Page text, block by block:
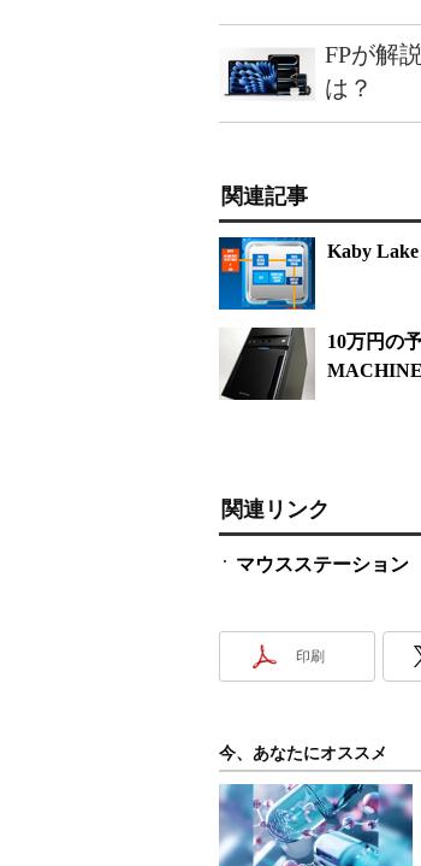
FPが解
は？
関連記事
Kaby
10万円の
関連リンク
マウスステーション
印刷
今、あなたにオススメ